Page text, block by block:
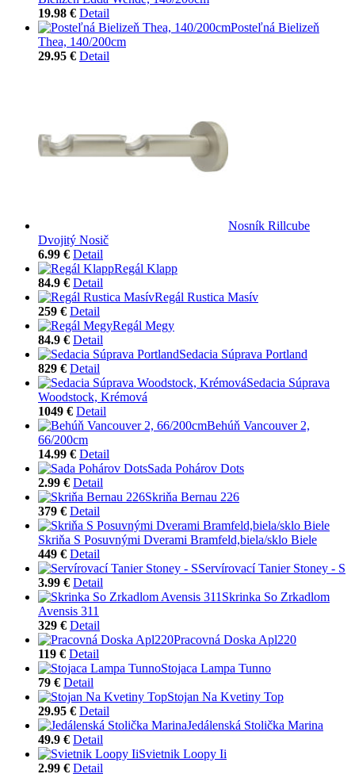
19.98 € Detail
Posteľná Bielizeň
Thea, 140/200cm
29.95 € Detail
Nosník Rillcube
Dvojitý Nosič
6.99 € Detail
Regál Klapp
84.9 € Detail
Regál Rustica Masív
259 € Detail
Regál Megy
84.9 € Detail
Sedacia Súprava Portland
829 € Detail
Sedacia Súprava
Woodstock, Krémová
1049 € Detail
Behúň Vancouver 2,
66/200cm
14.99 € Detail
Sada Pohárov Dots
2.99 € Detail
Skriňa Bernau 226
379 € Detail
Skriňa S Posuvnými Dverami Bramfeld,biela/sklo Biele
449 € Detail
Servírovací Tanier Stoney - S
3.99 € Detail
Skrinka So Zrkadlom
Avensis 311
329 € Detail
Pracovná Doska Apl220
119 € Detail
Stojaca Lampa Tunno
79 € Detail
Stojan Na Kvetiny Top
29.95 € Detail
Jedálenská Stolička Marina
49.9 € Detail
Svietnik Loopy Ii
2.99 € Detail